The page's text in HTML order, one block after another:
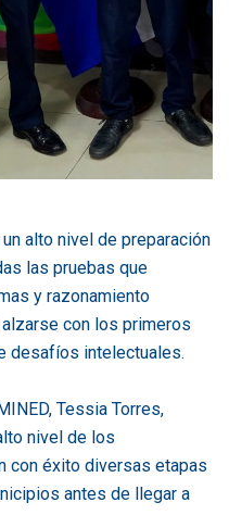
alto nivel de preparación
las pruebas que
y razonamiento
con los primeros
desafíos intelectuales.
Tessia Torres,
nivel de los
con éxito diversas etapas
antes de llegar a